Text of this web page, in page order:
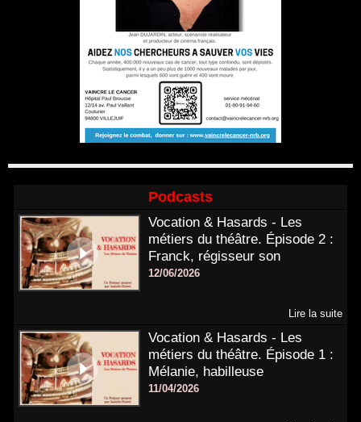
Podcasts
Vocation & Hasards - Les
métiers du théâtre. Épisode 2 :
Franck, régisseur son
12/06/2026
Lire la suite
Vocation & Hasards - Les
métiers du théâtre. Épisode 1 :
Mélanie, habilleuse
11/04/2026